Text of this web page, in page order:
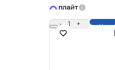
- 1 +